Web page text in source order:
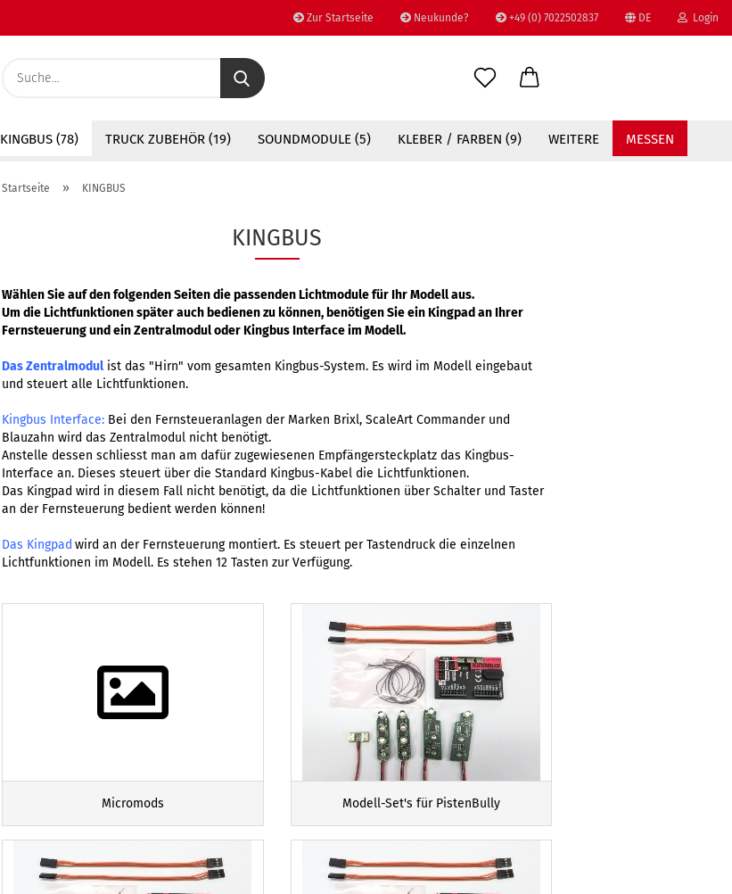
Zur Startseite Neukunde? +49 (0) 7022502837 DE
Sprache auswählen
Login
Suche...
KINGBUS (78) TRUCK ZUBEHÖR (19) SOUNDMODULE (5) KLEBER / FARBEN (9) MESSEN
WEITERE
Startseite » KINGBUS
KINGBUS
Wählen Sie auf den folgenden Seiten die passenden Lichtmodule für Ihr Modell aus.
Um die Lichtfunktionen später auch bedienen zu können, benötigen Sie ein Kingpad an Ihrer
Fernsteuerung und ein Zentralmodul oder Kingbus Interface im Modell.
Das Zentralmodul ist das "Hirn" vom gesamten Kingbus-System. Es wird im Modell eingebaut
und steuert alle Lichtfunktionen.
Kingbus Interface: Bei den Fernsteueranlagen der Marken Brixl, ScaleArt Commander und
Blauzahn wird das Zentralmodul nicht benötigt.
Anstelle dessen schliesst man am dafür zugewiesenen Empfängersteckplatz das Kingbus-
Interface an. Dieses steuert über die Standard Kingbus-Kabel die Lichtfunktionen.
Das Kingpad wird in diesem Fall nicht benötigt, da die Lichtfunktionen über Schalter und Taster
an der Fernsteuerung bedient werden können!
Das Kingpad wird an der Fernsteuerung montiert. Es steuert per Tastendruck die einzelnen
Lichtfunktionen im Modell. Es stehen 12 Tasten zur Verfügung.
Micromods Modell-Set's für PistenBully